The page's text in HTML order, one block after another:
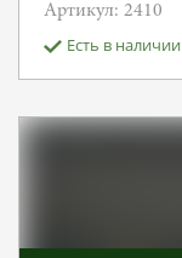
Артикул: 2410
Есть в наличии